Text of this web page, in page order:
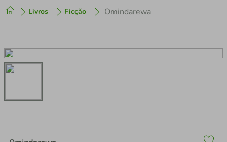
Livros Ficção Omindarewa
2º cafeteira